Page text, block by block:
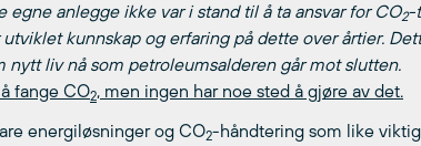
egne anlegge ikke var i stand til å ta ansvar for CO2-
kunnskap og erfaring på dette over årtier.
nytt liv nå som petroleumsalderen går mot slutten.
fange CO2, men ingen har noe sted å gjøre av det.
energiløsninger og CO2-håndtering som like